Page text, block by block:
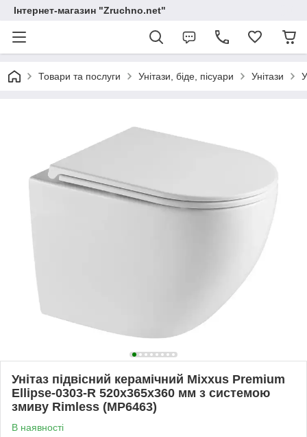
Інтернет-магазин "Zruchno.net"
Товари та послуги Унітази, біде, пісуари Унітази
Унітаз підвісний керамічний Mixxus Premium
Ellipse-0303-R 520x365x360 мм з системою
змиву Rimless (MP6463)
В наявності